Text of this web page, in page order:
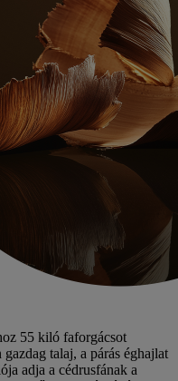
55 kiló faforgácsot
talaj, a párás éghajlat
adja a cédrusfának a